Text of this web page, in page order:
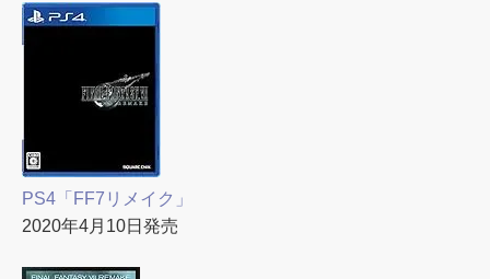
PS4「FF7リメイク」
2020年4月10日発売